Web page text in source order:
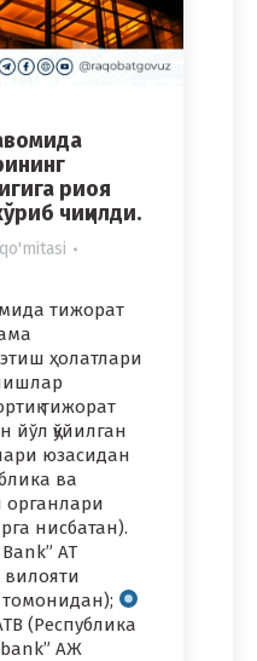
риоя
чиқилди.
тижорат
ҳолатлари
тижорат
қўйилган
юзасидан
ва
органлари
нисбатан).
АТ
вилояти
томонидан);
(Республика
bank” АЖ